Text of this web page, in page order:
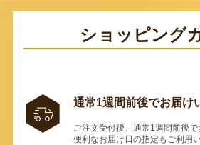
ショッピング
通常1週間前後でお届け
ご注文受付後、通常1週間前後で
便利なお届け日の指定もご利用